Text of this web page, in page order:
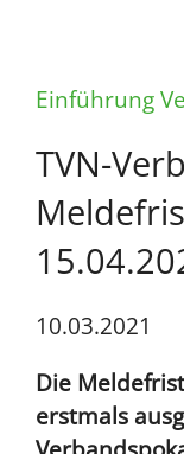
Einführung
TVN-
10.03.2021
Die
erstmals